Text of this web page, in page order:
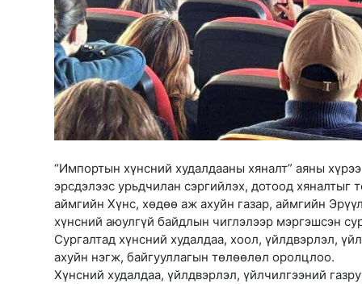
“Импортын хүнсний худалдааны хяналт” аяны
эрсдэлээс урьдчилан сэргийлэх, дотоод хяналтыг
аймгийн Хүнс, хөдөө аж ахуйн газар, аймгийн
хүнсний аюулгүй байдлын чиглэлээр мэргэшсэн
Сургалтад хүнсний худалдаа, хоол, үйлдвэрлэл,
ахуйн нэгж, байгууллагын төлөөлөл оролцлоо.
Хүнсний худалдаа, үйлдвэрлэл, үйлчилгээний